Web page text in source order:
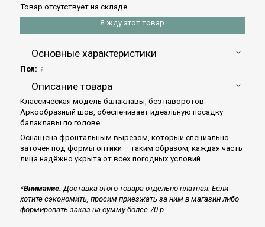
Товар отсутствует на складе
Я жду этот товар
Основные характеристики
Пол: ♀
Описание товара
Классическая модель балаклавы, без наворотов.
Аркообразный шов, обеспечивает идеальную посадку
балаклавы по голове.
Оснащена фронтальным вырезом, который специально
заточен под формы оптики – таким образом, каждая часть
лица надёжно укрыта от всех погодных условий.
*Внимание. Доставка этого товара отдельно платная. Если
хотите сэкономить, просим приезжать за ним в магазин либо
формировать заказ на сумму более 70 р.